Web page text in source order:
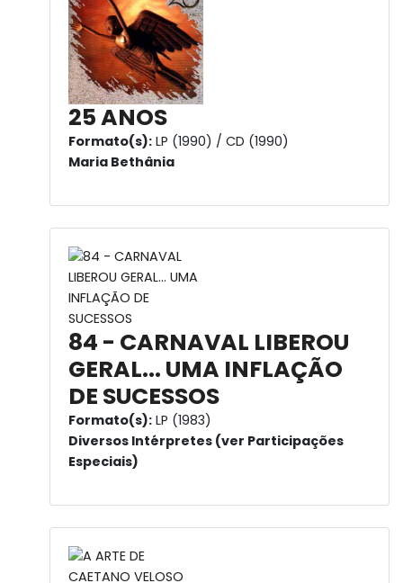
25 ANOS
Formato(s): LP (1990) / CD (1990)
Maria Bethânia
84 - CARNAVAL LIBEROU
GERAL... UMA INFLAÇÃO
DE SUCESSOS
Formato(s): LP (1983)
Diversos Intérpretes (ver Participações
Especiais)